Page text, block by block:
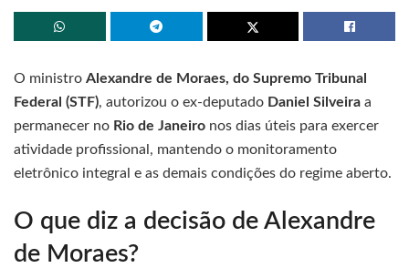
O ministro Alexandre de Moraes, do Supremo Tribunal
Federal (STF), autorizou o ex-deputado Daniel Silveira a
permanecer no Rio de Janeiro nos dias úteis para exercer
atividade profissional, mantendo o monitoramento
eletrônico integral e as demais condições do regime aberto.
O que diz a decisão de Alexandre
de Moraes?